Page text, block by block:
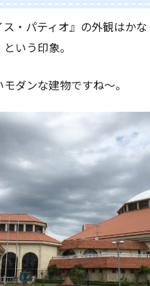
ス・パティオ』の外観はか
いう印象。
ダンな建物ですね〜。